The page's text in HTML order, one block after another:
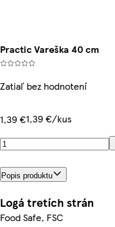
Practic Vareška 40 cm
Zatiaľ bez hodnotení
1,39 €1,39 €/kus
Popis produktu
Logá tretích strán
Food Safe, FSC